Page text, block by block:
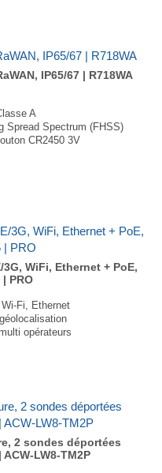
IP65/67 | R718WA
A
Spread Spectrum (FHSS)
CR2450 3V
WiFi, Ethernet + PoE,
| PRO
Fi, Ethernet
opérateurs
2 sondes déportées
ACW-LW8-TM2P